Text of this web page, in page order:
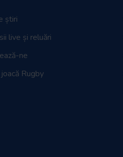
știri
live și reluări
ne
Rugby